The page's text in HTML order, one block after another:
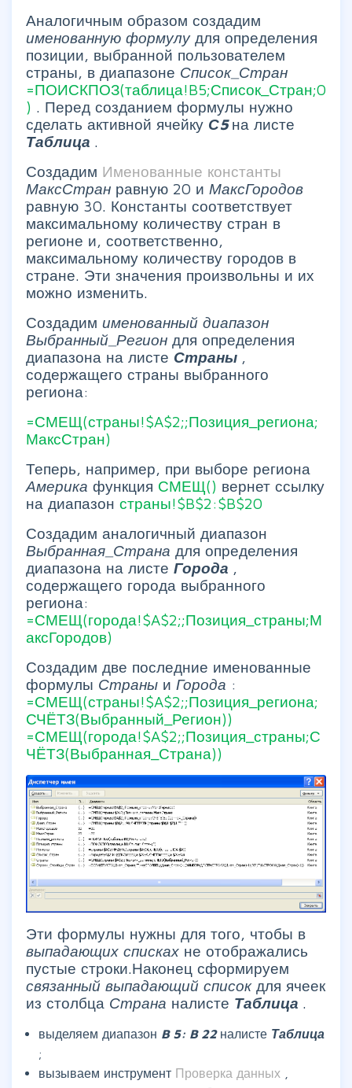
Аналогичным образом создадим
именованную формулу для определения
позиции, выбранной пользователем
страны, в диапазоне Список_Стран
=ПОИСКПОЗ(таблица!B5;Список_Стран;0
) . Перед созданием формулы нужно
сделать активной ячейку С5на листе
Таблица .
Создадим Именованные константы
МаксСтран равную 20 и МаксГородов
равную 30. Константы соответствует
максимальному количеству стран в
регионе и, соответственно,
максимальному количеству городов в
стране. Эти значения произвольны и их
можно изменить.
Создадим именованный диапазон
Выбранный_Регион для определения
диапазона на листе Страны ,
содержащего страны выбранного
региона:
=СМЕЩ(страны!$A$2;;Позиция_региона;
МаксСтран)
Теперь, например, при выборе региона
Америка функция СМЕЩ() вернет ссылку
на диапазон страны!$B$2:$B$20
Создадим аналогичный диапазон
Выбранная_Страна для определения
диапазона на листе Города ,
содержащего города выбранного
региона:
=СМЕЩ(города!$A$2;;Позиция_страны;М
аксГородов)
Создадим две последние именованные
формулы Страны и Города :
=СМЕЩ(страны!$A$2;;Позиция_региона;
СЧЁТЗ(Выбранный_Регион))
=СМЕЩ(города!$A$2;;Позиция_страны;С
ЧЁТЗ(Выбранная_Страна))
Эти формулы нужны для того, чтобы в
выпадающих списках не отображались
пустые строки.Наконец сформируем
связанный выпадающий список для ячеек
из столбца Страна налисте Таблица .
выделяем диапазон B 5: B 22 налисте Таблица
;
вызываем инструмент Проверка данных